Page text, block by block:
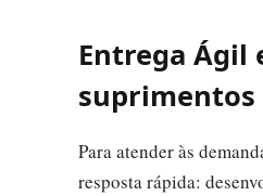
Entrega Ágil
Para atender às
resposta rápida: